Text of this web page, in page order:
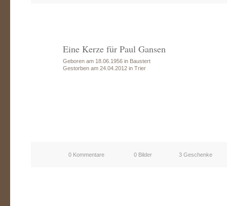
Eine Kerze für Paul Gansen
Geboren am 18.06.1956 in Baustert
Gestorben am 24.04.2012 in Trier
0 Kommentare 0 Bilder 3 Geschenke